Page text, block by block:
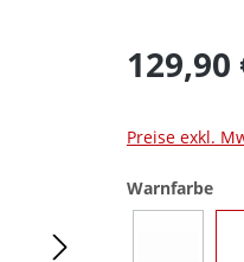
129,90
Preise exkl.
Warnfarbe